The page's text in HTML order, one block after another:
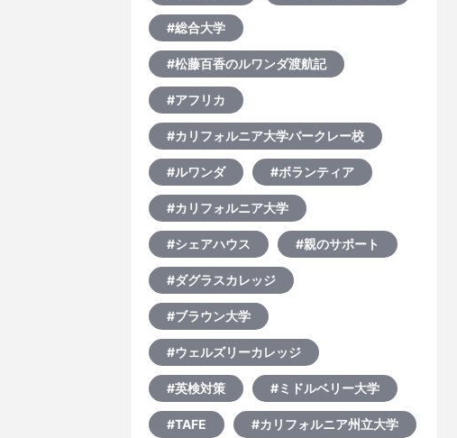
#総合大学
#松藤百香のルワンダ渡航記
#アフリカ
#カリフォルニア大学バークレー校
#ルワンダ #ボランティア
#カリフォルニア大学
#シェアハウス #親のサポート
#ダグラスカレッジ
#ブラウン大学
#ウェルズリーカレッジ
#英検対策 #ミドルベリー大学
#TAFE #カリフォルニア州立大学